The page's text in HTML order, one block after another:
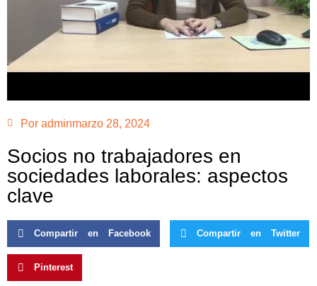
Por adminmarzo 28, 2024
Socios no trabajadores en
sociedades laborales: aspectos
clave
Compartir en Facebook Compartir en Twitter
Pinterest